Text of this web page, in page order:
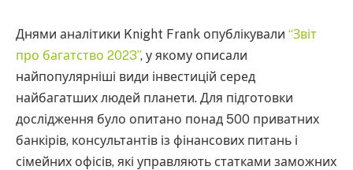
Днями аналітики Knight Frank опублікували “Звіт
про багатство 2023”, у якому описали
найпопулярніші види інвестицій серед
найбагатших людей планети. Для підготовки
дослідження було опитано понад 500 приватних
банкірів, консультантів із фінансових питань і
сімейних офісів, які управляють статками заможних